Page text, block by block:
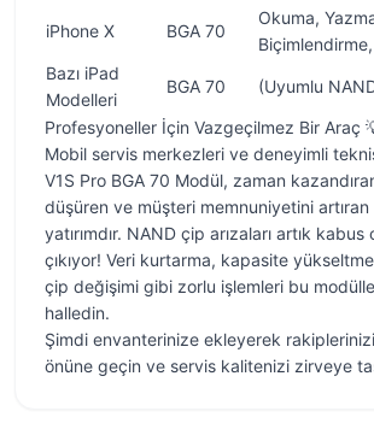
iPhone X BGA 70
Okuma,
Biçimlendirme,
Bazı iPad
Modelleri
BGA 70
(Uyumlu
Profesyoneller İçin Vazgeçilmez Bir Araç
Mobil servis merkezleri ve deneyimli
V1S Pro BGA 70 Modül, zaman
düşüren ve müşteri memnuniyetini
yatırımdır. NAND çip arızaları artık
çıkıyor! Veri kurtarma, kapasite yükseltme
çip değişimi gibi zorlu işlemleri bu
halledin.
Şimdi envanterinize ekleyerek
önüne geçin ve servis kalitenizi zirveye